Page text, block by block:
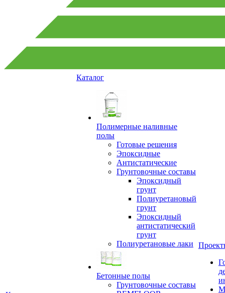
Каталог
Полимерные наливные
полы
Готовые решения
Эпоксидные
Антистатические
Грунтовочные составы
Эпоксидный
грунт
Полиуретановый
грунт
Эпоксидный
антистатический
грунт
Полиуретановые лаки
Бетонные полы
Грунтовочные составы